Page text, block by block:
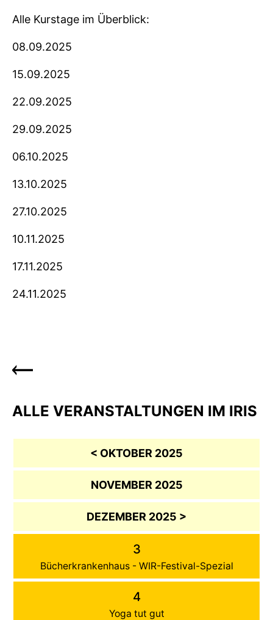
Alle Kurstage im Überblick:
08.09.2025
15.09.2025
22.09.2025
29.09.2025
06.10.2025
13.10.2025
27.10.2025
10.11.2025
17.11.2025
24.11.2025
ALLE VERANSTALTUNGEN IM IRIS
< OKTOBER 2025
NOVEMBER 2025
DEZEMBER 2025 >
3
Bücherkrankenhaus - WIR-Festival-Spezial
4
Yoga tut gut